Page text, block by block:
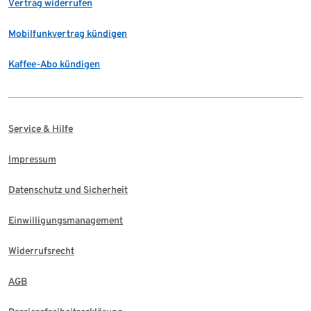
Vertrag widerrufen
Mobilfunkvertrag kündigen
Kaffee-Abo kündigen
Service & Hilfe
Impressum
Datenschutz und Sicherheit
Einwilligungsmanagement
Widerrufsrecht
AGB